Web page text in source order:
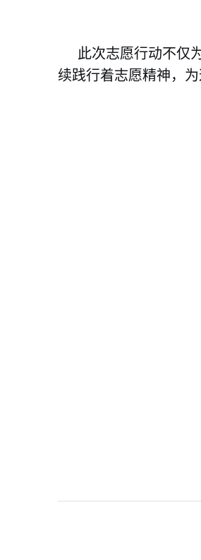
此次志愿行动不仅
续践行着志愿精神，